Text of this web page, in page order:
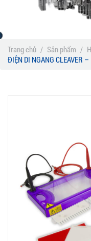
Trang chủ / Sản phẩm /
ĐIỆN DI NGANG CLEAVER